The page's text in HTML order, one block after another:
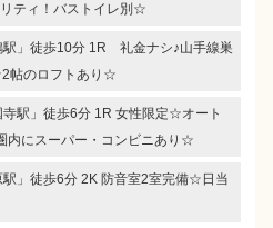
リティ！バストイレ別☆
駅」徒歩10分 1R 礼金ナシ♪山手線巣
帖のロフトあり☆
寺駅」徒歩6分 1R 女性限定☆オート
にスーパー・コンビニあり☆
駅」徒歩6分 2K 防音室2室完備☆日当